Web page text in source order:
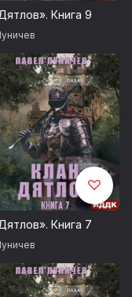
Книга 9
Книга 7